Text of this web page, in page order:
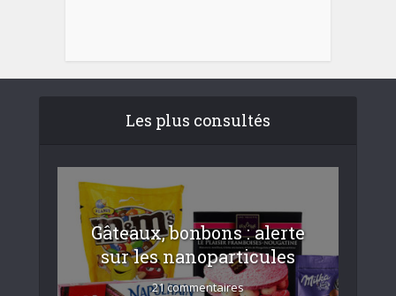
Les plus consultés
Gâteaux, bonbons : alerte
sur les nanoparticules
21 commentaires